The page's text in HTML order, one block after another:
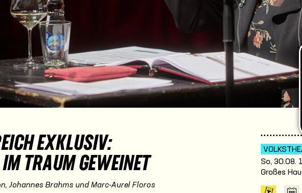
EXKLUSIV:
TRAUM GEWEINET
Johannes Brahms und Marc-Aurel Floros
So, 30.08.
Großes